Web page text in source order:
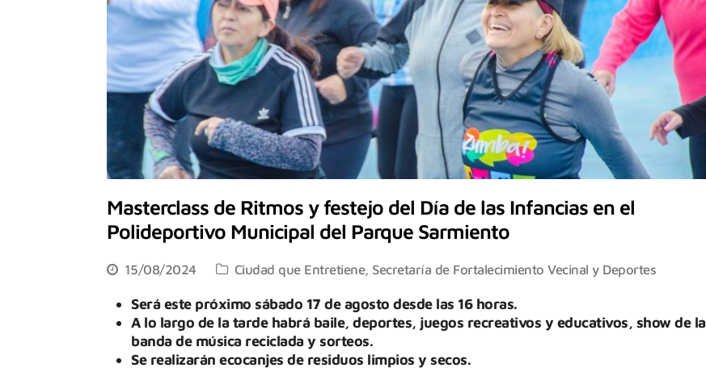
Masterclass de Ritmos y festejo del Día de las Infancias en el
Polideportivo Municipal del Parque Sarmiento
15/08/2024 Ciudad que Entretiene, Secretaría de Fortalecimiento Vecinal y Deportes
Será este próximo sábado 17 de agosto desde las 16 horas.
A lo largo de la tarde habrá baile, deportes, juegos recreativos y educativos, show de la
banda de música reciclada y sorteos.
Se realizarán ecocanjes de residuos limpios y secos.